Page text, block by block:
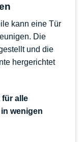
kann eine Tür
Die
und die
hergerichtet
für alle
wenigen